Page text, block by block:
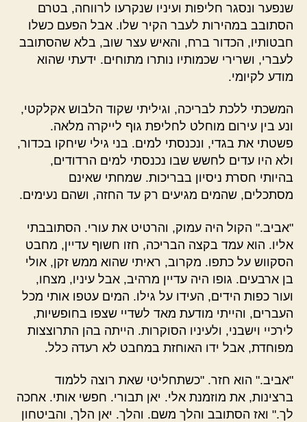
שנפער ונסגר חליפות ועיניו שנקרעו לרווחה, בטרם
הסתובב במהירות לעבר הקיר שלו. אבל הפעם כשלו
חבטותיו, הכדור ברח, והאיש עצר שוב, בלא שהסתובב
לעברי, ושרירי שכמותיו נותרו מתוחים. ידעתי שהוא
מודע לקיומי.
המשכתי ללכת לבריכה, וגיליתי שקוד הלבוש אקלקטי,
ונע בין עירום מוחלט לחליפת גוף לייקרה מלאה.
פשטתי את בגדי, ונכנסתי למים. בני גילי שיחקו בכדור,
ולא היו עדים לחשש שבו נכנסתי למים הרדודים,
בהיותי חסרת ניסיון בבריכות. שמחתי שאינם
מסתכלים, שהמים מגיעים רק עד החזה, ושהם נעימים.
"אביב." הקול היה עמוק, והרטיט את עורי. הסתובבתי
אליו. הוא עמד בקצה הבריכה, חזו חשוף עדיין, מחבט
הסקווש על כתפו. מקרוב, ראיתי שהוא ממש זקן, אולי
בן ארבעים. גופו היה עדיין מרהיב, אבל עיניו, מצחו,
ועור כפות הידים, העידו על גילו. המים עטפו אותי מכל
העברים, והייתי מודעת מאד לשדיי שצפו בחופשיות,
לירכיי וישבני, ולעיניו הסוקרות. הייתה בהן התרוצצות
מפוחדת, אבל ידו האוחזת במחבט לא רעדה כלל.
"אביב." הוא חזר. "כשתחליטי שאת רוצה ללמוד
ברצינות, את מוזמנת אלי. יאן תבורי. חפשי אותי. אחכה
לך." ואז הסתובב והלך משם. והלך. יאן הלך, והביטחון